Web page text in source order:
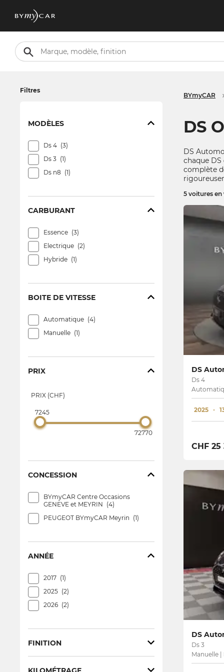
Filtres
MODÈLES
Ds 4
3
Ds 3
1
Ds n8
1
CARBURANT
Essence
3
Electrique
2
Hybride
1
BOITE DE VITESSE
Automatique
4
Manuelle
1
PRIX
PRIX (CHF)
7245
72770
CONCESSION
BYmyCAR Centre Occasions
GENEVE et MEYRIN
4
PEUGEOT BYmyCAR Meyrin
1
ANNÉE
2017
1
2025
2
2026
2
FINITION
BYmyCAR
DS
DS
chaque DS
complète
5 voitures en
DS
Ds 4
2025
CHF 25
DS
Ds 3
Manuelle |